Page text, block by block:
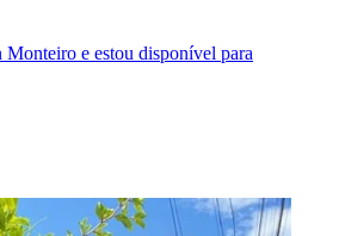
Monteiro e estou disponível para